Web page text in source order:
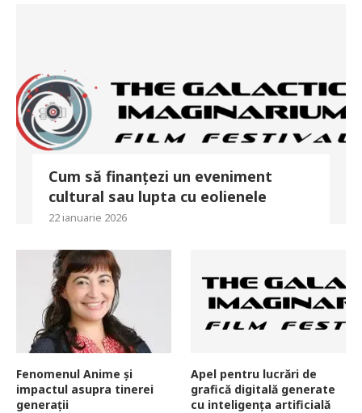
Cum să finanțezi un eveniment
cultural sau lupta cu eolienele
22 ianuarie 2026
Fenomenul Anime și
impactul asupra tinerei
generații
Apel pentru lucrări de
grafică digitală generate
cu inteligența artificială